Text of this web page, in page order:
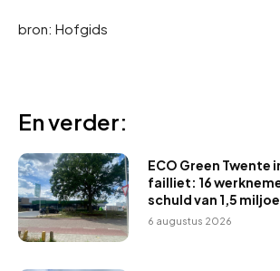
bron: Hofgids
En verder:
ECO Green Twente
failliet: 16
schuld van 1,5
6 augustus 2026